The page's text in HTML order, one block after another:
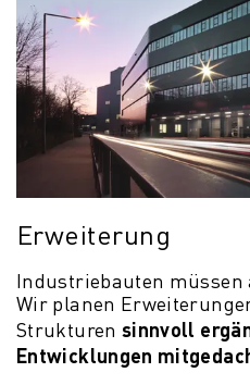
Erweiterung
Industriebauten
Wir planen
Strukturen sinnvoll
Entwicklungen